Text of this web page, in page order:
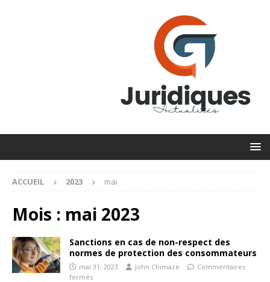
ACCUEIL 2023 mai
Mois : mai 2023
Sanctions en cas de non-respect des
normes de protection des consommateurs
mai 31, 2023 John Chimaze
Commentaires
fermés